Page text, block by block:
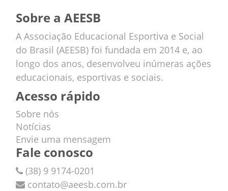
Sobre a AEESB
A Associação Educacional Esportiva e Social
do Brasil (AEESB) foi fundada em 2014 e, ao
longo dos anos, desenvolveu inúmeras ações
educacionais, esportivas e sociais.
Acesso rápido
Sobre nós
Notícias
Envie uma mensagem
Fale conosco
(38) 9 9174-0201
contato@aeesb.com.br